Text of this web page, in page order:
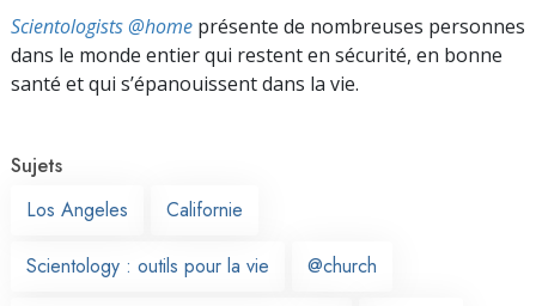
Scientologists @home présente de nombreuses personnes
dans le monde entier qui restent en sécurité, en bonne
santé et qui s’épanouissent dans la vie.
Sujets
Los Angeles
Californie
Scientology : outils pour la vie @church